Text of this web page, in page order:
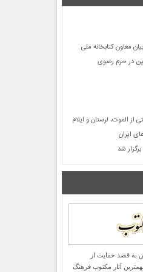
معاون کتابخانه ملی
در حرم رضوی
الموت، لرستان و ایلام
ایران
شد
پژوهشی میراث مكتوب در سال ۱۳۷۲ ش به قصد حمایت از
آثار مكتوب فرهنگ